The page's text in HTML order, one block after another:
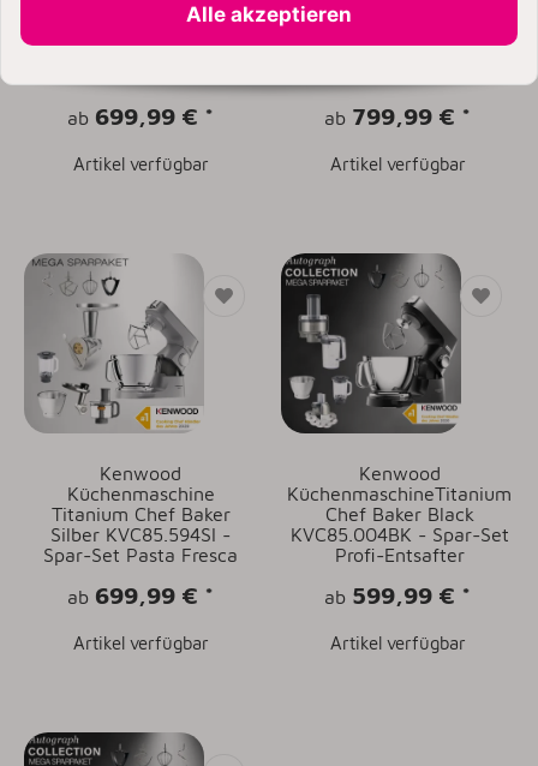
Chef Baker Black
ab 699,99 € *
Artikel verfügbar
Titanium Chef Baker
ab 799,99 € *
Artikel verfügbar
Kenwood
Küchenmaschine
Titanium Chef Baker
Silber KVC85.594SI -
Spar-Set Pasta Fresca
ab 699,99 € *
Artikel verfügbar
Kenwood
KüchenmaschineTitanium
Chef Baker Black
KVC85.004BK - Spar-Set
Profi-Entsafter
ab 599,99 € *
Artikel verfügbar
Alle akzeptieren